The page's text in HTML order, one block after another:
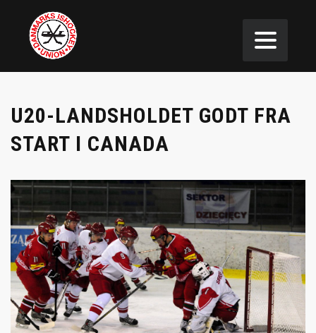
U20-LANDSHOLDET GODT FRA
START I CANADA